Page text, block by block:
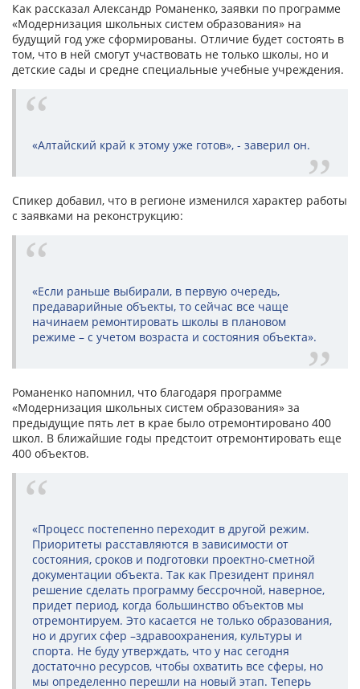
Как рассказал Александр Романенко, заявки по программе
«Модернизация школьных систем образования» на
будущий год уже сформированы. Отличие будет состоять в
том, что в ней смогут участвовать не только школы, но и
детские сады и средне специальные учебные учреждения.
«Алтайский край к этому уже готов», - заверил он.
Спикер добавил, что в регионе изменился характер работы
с заявками на реконструкцию:
«Если раньше выбирали, в первую очередь,
предаварийные объекты, то сейчас все чаще
начинаем ремонтировать школы в плановом
режиме – с учетом возраста и состояния объекта».
Романенко напомнил, что благодаря программе
«Модернизация школьных систем образования» за
предыдущие пять лет в крае было отремонтировано 400
школ. В ближайшие годы предстоит отремонтировать еще
400 объектов.
«Процесс постепенно переходит в другой режим.
Приоритеты расставляются в зависимости от
состояния, сроков и подготовки проектно-сметной
документации объекта. Так как Президент принял
решение сделать программу бессрочной, наверное,
придет период, когда большинство объектов мы
отремонтируем. Это касается не только образования,
но и других сфер –здравоохранения, культуры и
спорта. Не буду утверждать, что у нас сегодня
достаточно ресурсов, чтобы охватить все сферы, но
мы определенно перешли на новый этап. Теперь